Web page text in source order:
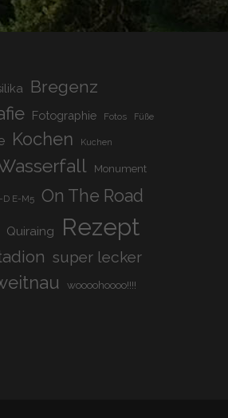
Bregenz
Fotographie Fotos Füße
Kochen Kuchen
Monument
D E-M5 On The Road
Quiraing Rezept
super lecker
woooohoooo!!!!